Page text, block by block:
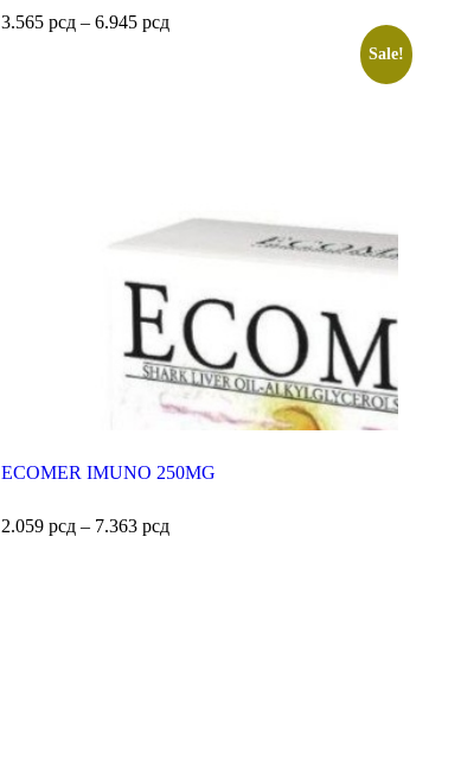
3.565 рсд – 6.945 рсд
Sale!
ECOMER IMUNO 250MG
2.059 рсд – 7.363 рсд